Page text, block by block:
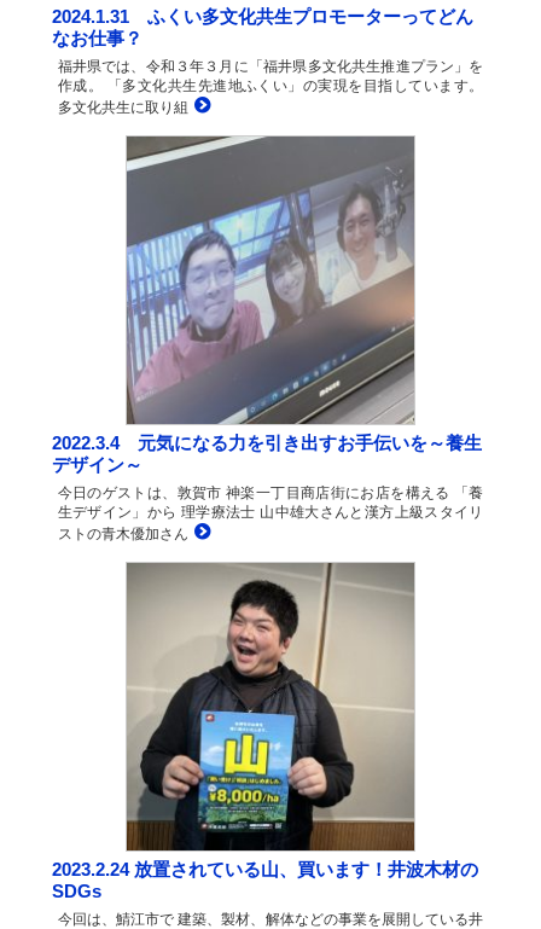
2024.1.31 ふくい多文化共生プロモーターってどん
なお仕事？
福井県では、令和３年３月に「福井県多文化共生推進プラン」を
作成。 「多文化共生先進地ふくい」の実現を目指しています。
多文化共生に取り組
2022.3.4 元気になる力を引き出すお手伝いを～養生
デザイン～
今日のゲストは、敦賀市 神楽一丁目商店街にお店を構える 「養
生デザイン」から 理学療法士 山中雄大さんと漢方上級スタイリ
ストの青木優加さん
2023.2.24 放置されている山、買います！井波木材の
SDGs
今回は、鯖江市で 建築、製材、解体などの事業を展開している井